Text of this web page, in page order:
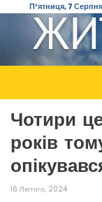
П’ятниця, 7
Чотири
років
16 Лютого, 2024